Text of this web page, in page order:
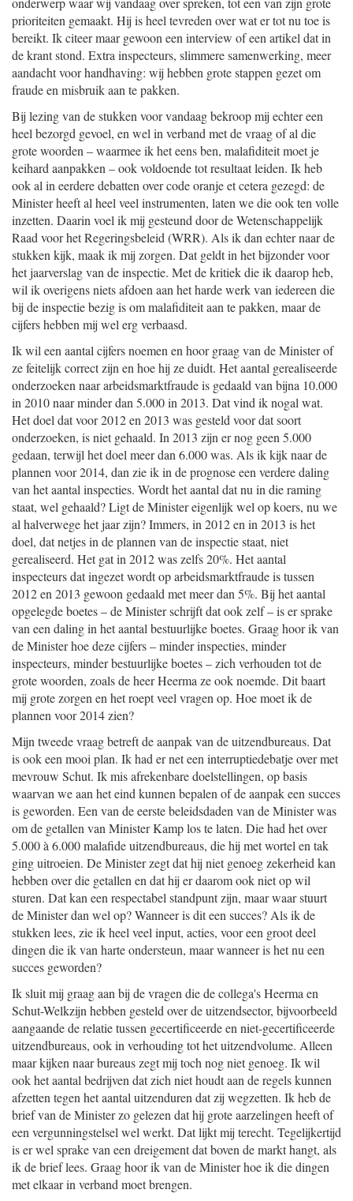
prioriteiten gemaakt. Hij is heel tevreden over wat er tot nu toe is
bereikt. Ik citeer maar gewoon een interview of een artikel dat in
de krant stond. Extra inspecteurs, slimmere samenwerking, meer
aandacht voor handhaving: wij hebben grote stappen gezet om
fraude en misbruik aan te pakken.
Bij lezing van de stukken voor vandaag bekroop mij echter een
heel bezorgd gevoel, en wel in verband met de vraag of al die
grote woorden – waarmee ik het eens ben, malafiditeit moet je
keihard aanpakken – ook voldoende tot resultaat leiden. Ik heb
ook al in eerdere debatten over code oranje et cetera gezegd: de
Minister heeft al heel veel instrumenten, laten we die ook ten volle
inzetten. Daarin voel ik mij gesteund door de Wetenschappelijk
Raad voor het Regeringsbeleid (WRR). Als ik dan echter naar de
stukken kijk, maak ik mij zorgen. Dat geldt in het bijzonder voor
het jaarverslag van de inspectie. Met de kritiek die ik daarop heb,
wil ik overigens niets afdoen aan het harde werk van iedereen die
bij de inspectie bezig is om malafiditeit aan te pakken, maar de
cijfers hebben mij wel erg verbaasd.
Ik wil een aantal cijfers noemen en hoor graag van de Minister of
ze feitelijk correct zijn en hoe hij ze duidt. Het aantal gerealiseerde
onderzoeken naar arbeidsmarktfraude is gedaald van bijna 10.000
in 2010 naar minder dan 5.000 in 2013. Dat vind ik nogal wat.
Het doel dat voor 2012 en 2013 was gesteld voor dat soort
onderzoeken, is niet gehaald. In 2013 zijn er nog geen 5.000
gedaan, terwijl het doel meer dan 6.000 was. Als ik kijk naar de
plannen voor 2014, dan zie ik in de prognose een verdere daling
van het aantal inspecties. Wordt het aantal dat nu in die raming
staat, wel gehaald? Ligt de Minister eigenlijk wel op koers, nu we
al halverwege het jaar zijn? Immers, in 2012 en in 2013 is het
doel, dat netjes in de plannen van de inspectie staat, niet
gerealiseerd. Het gat in 2012 was zelfs 20%. Het aantal
inspecteurs dat ingezet wordt op arbeidsmarktfraude is tussen
2012 en 2013 gewoon gedaald met meer dan 5%. Bij het aantal
opgelegde boetes – de Minister schrijft dat ook zelf – is er sprake
van een daling in het aantal bestuurlijke boetes. Graag hoor ik van
de Minister hoe deze cijfers – minder inspecties, minder
inspecteurs, minder bestuurlijke boetes – zich verhouden tot de
grote woorden, zoals de heer Heerma ze ook noemde. Dit baart
mij grote zorgen en het roept veel vragen op. Hoe moet ik de
plannen voor 2014 zien?
Mijn tweede vraag betreft de aanpak van de uitzendbureaus. Dat
is ook een mooi plan. Ik had er net een interruptiedebatje over met
mevrouw Schut. Ik mis afrekenbare doelstellingen, op basis
waarvan we aan het eind kunnen bepalen of de aanpak een succes
is geworden. Een van de eerste beleidsdaden van de Minister was
om de getallen van Minister Kamp los te laten. Die had het over
5.000 à 6.000 malafide uitzendbureaus, die hij met wortel en tak
ging uitroeien. De Minister zegt dat hij niet genoeg zekerheid kan
hebben over die getallen en dat hij er daarom ook niet op wil
sturen. Dat kan een respectabel standpunt zijn, maar waar stuurt
de Minister dan wel op? Wanneer is dit een succes? Als ik de
stukken lees, zie ik heel veel input, acties, voor een groot deel
dingen die ik van harte ondersteun, maar wanneer is het nu een
succes geworden?
Ik sluit mij graag aan bij de vragen die de collega's Heerma en
Schut-Welkzijn hebben gesteld over de uitzendsector, bijvoorbeeld
aangaande de relatie tussen gecertificeerde en niet-gecertificeerde
uitzendbureaus, ook in verhouding tot het uitzendvolume. Alleen
maar kijken naar bureaus zegt mij toch nog niet genoeg. Ik wil
ook het aantal bedrijven dat zich niet houdt aan de regels kunnen
afzetten tegen het aantal uitzenduren dat zij wegzetten. Ik heb de
brief van de Minister zo gelezen dat hij grote aarzelingen heeft of
een vergunningstelsel wel werkt. Dat lijkt mij terecht. Tegelijkertijd
is er wel sprake van een dreigement dat boven de markt hangt, als
ik de brief lees. Graag hoor ik van de Minister hoe ik die dingen
met elkaar in verband moet brengen.